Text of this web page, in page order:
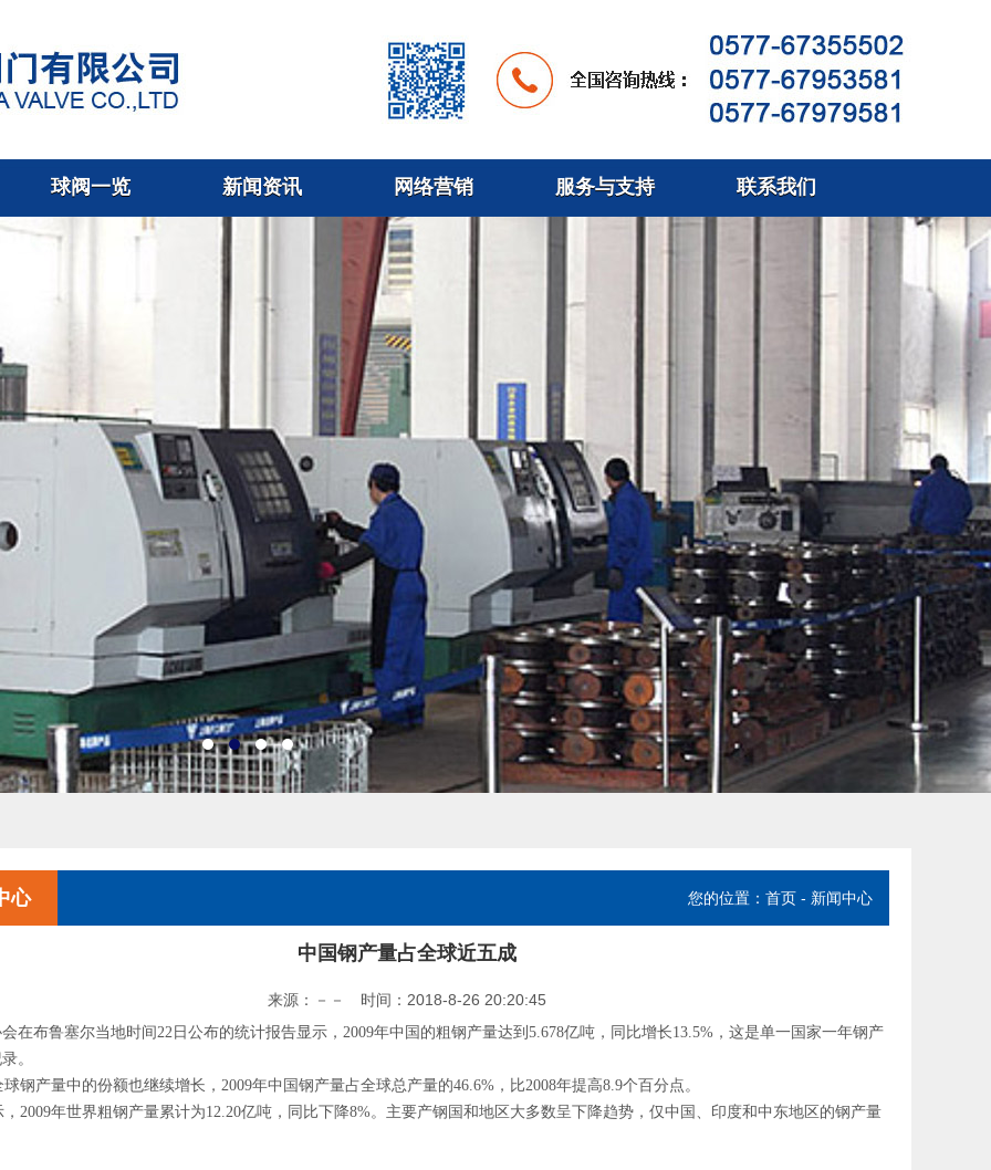
球阀一览 新闻资讯 网络营销 服务与支持 联系我们
心 您的位置： 首页 - 新闻中心
中国钢产量占全球近五成
来源：－－ 时间：2018-8-26 20:20:45
在布鲁塞尔当地时间22日公布的统计报告显示，2009年中国的粗钢产量达到5.678亿吨，同比增长13.5%，这是单一国家一年钢产
。
产量中的份额也继续增长，2009年中国钢产量占全球总产量的46.6%，比2008年提高8.9个百分点。
年世界粗钢产量累计为12.20亿吨，同比下降8%。主要产钢国和地区大多数呈下降趋势，仅中国、印度和中东地区的钢产量